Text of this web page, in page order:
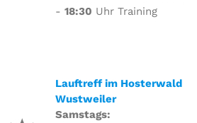
- 18:30 Uhr Training
Lauftreff im Hosterwald
Wustweiler
Samstags: